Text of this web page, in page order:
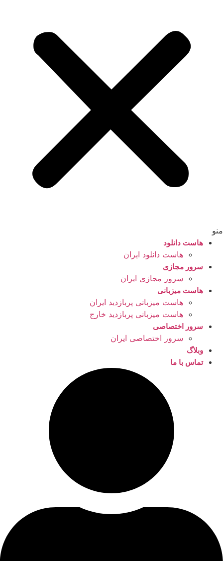
منو
هاست دانلود
هاست دانلود ایران
سرور مجازی
سرور مجازی ایران
هاست میزبانی
هاست میزبانی پربازدید ایران
هاست میزبانی پربازدید خارج
سرور اختصاصی
سرور اختصاصی ایران
وبلاگ
تماس با ما